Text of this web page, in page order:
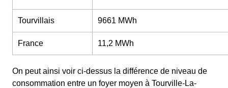
Tourvillais 9661 MWh
France 11,2 MWh
On peut ainsi voir ci-dessus la différence de niveau de
consommation entre un foyer moyen à Tourville-La-